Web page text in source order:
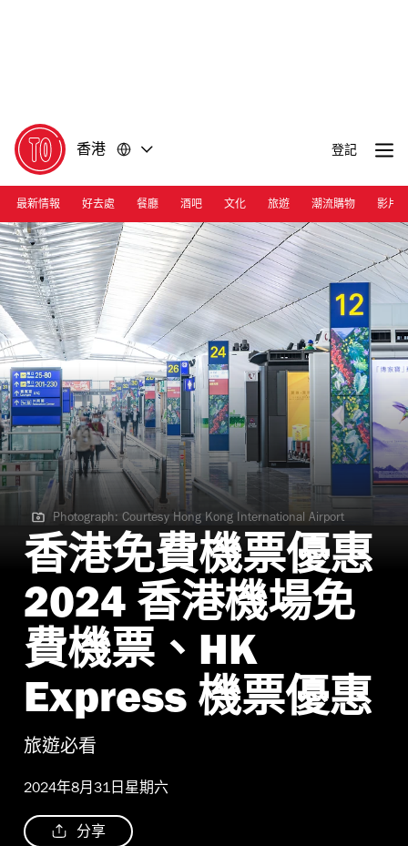
香港 登記
最新情報 好去處 餐廳 酒吧 文化 旅遊 潮流購物 影片
Photograph: Courtesy Hong Kong International Airport
Photograph: Courtesy Hong Kong International Airport
香港免費機票優惠
2024 香港機場免
費機票、HK
Express 機票優惠
旅遊必看
2024年8月31日星期六
分享